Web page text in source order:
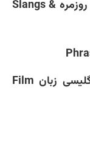
Slangs &
زبان Film